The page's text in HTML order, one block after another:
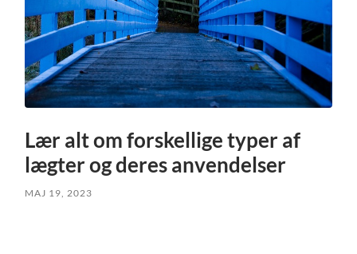
Lær alt om forskellige typer af
lægter og deres anvendelser
MAJ 19, 2023